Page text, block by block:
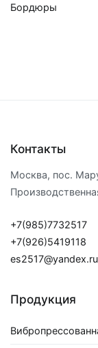
Бордюры
Контакты
Москва, пос.
+7(985)7732517
+7(926)5419118
es2517@yandex.ru
Продукция